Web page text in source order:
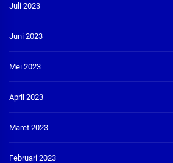
Juli 2023
Juni 2023
Mei 2023
April 2023
Maret 2023
Februari 2023